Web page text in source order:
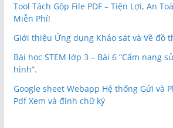
Tool Tách Gộp File PDF – Tiện Lợi, An
Miễn Phí!
Giới thiệu Ứng dụng Khảo sát và Vẽ đồ
Bài học STEM lớp 3 – Bài 6 “Cẩm nang
hình”.
Google sheet Webapp Hệ thống Gửi và
Pdf Xem và đính chữ ký